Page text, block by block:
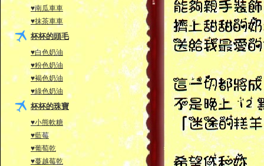
♥南瓜車車
♥抹茶車車
杯杯的頭毛
♥白色奶油
♥粉色奶油
♥褐色奶油
♥綠色奶油
杯杯的珠寶
♥小熊軟糖
♥藍莓
♥葡萄乾
♥蔓越莓乾